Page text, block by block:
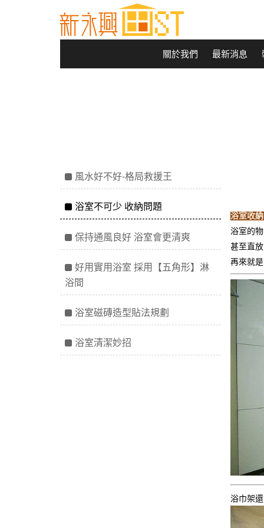
關於我們 最新消息
風水好不好-格局救援王
浴室不可少 收納問題
保持通風良好 浴室會更清爽
好用實用浴室 採用【五角形】淋
浴間
浴室磁磚造型貼法規劃
浴室清潔妙招
浴室收
浴室的
甚至直
再來就
浴巾架